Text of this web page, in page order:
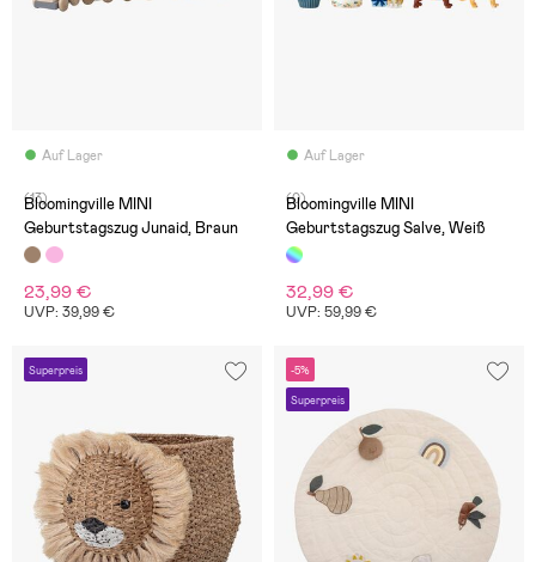
Auf Lager
(13)
Bloomingville MINI
Geburtstagszug Junaid, Braun
23,99 €
UVP: 39,99 €
Auf Lager
(0)
Bloomingville MINI
Geburtstagszug Salve, Weiß
32,99 €
UVP: 59,99 €
Superpreis -5%
Superpreis